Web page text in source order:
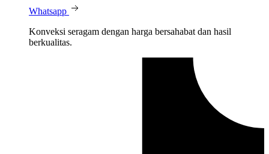
Whatsapp
Konveksi seragam dengan harga bersahabat dan hasil
berkualitas.